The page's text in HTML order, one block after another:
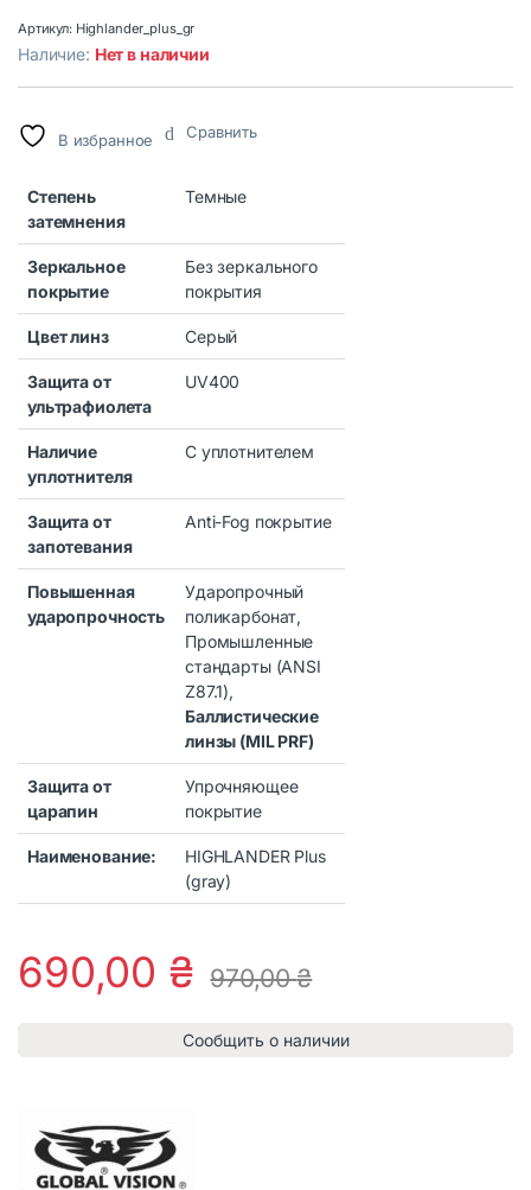
Артикул: Highlander_plus_gr
Наличие: Нет в наличии
В избранное Сравнить
Степень
затемнения
Темные
Зеркальное
покрытие
Без зеркального
покрытия
Цвет линз Серый
Защита от
ультрафиолета
UV400
Наличие
уплотнителя
С уплотнителем
Защита от
запотевания
Anti-Fog покрытие
Повышенная
ударопрочность
Ударопрочный
поликарбонат,
Промышленные
стандарты (ANSI
Z87.1),
Баллистические
линзы (MIL PRF)
Защита от
царапин
Упрочняющее
покрытие
Наименование:
HIGHLANDER Plus
(gray)
690,00 ₴ 970,00₴
Сообщить о наличии